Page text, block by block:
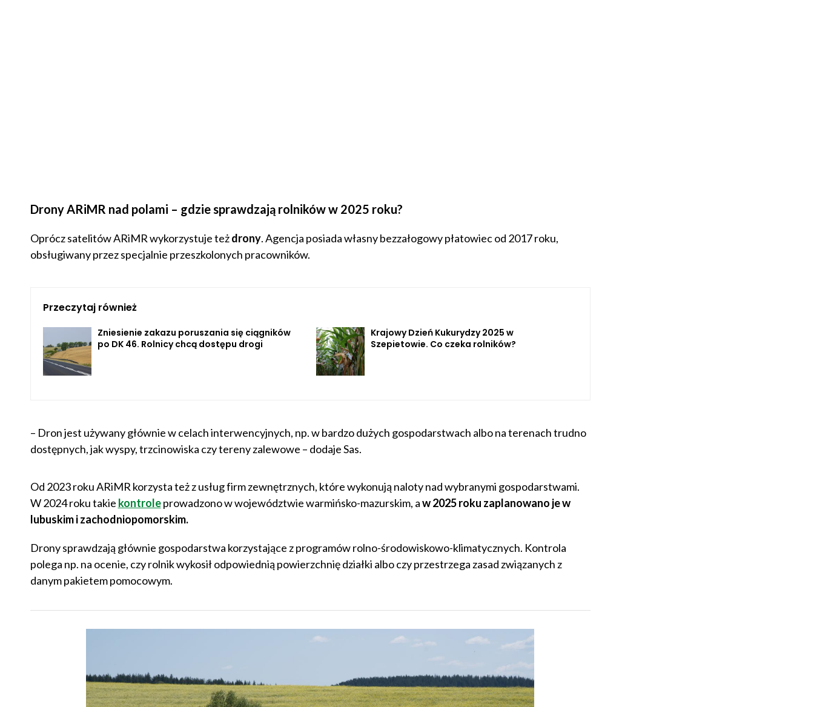
Drony ARiMR nad polami – gdzie sprawdzają rolników w 2025 roku?
Oprócz satelitów ARiMR wykorzystuje teżdrony. Agencja posiada własny bezzałogowy płatowiec od 2017 roku,
obsługiwany przez specjalnie przeszkolonych pracowników.
Przeczytaj również
Zniesienie zakazu poruszania się ciągników
po DK 46. Rolnicy chcą dostępu drogi
Krajowy Dzień Kukurydzy 2025 w
Szepietowie. Co czeka rolników?
– Dron jest używany głównie w celach interwencyjnych, np. w bardzo dużych gospodarstwach albo na terenach trudno
dostępnych, jak wyspy, trzcinowiska czy tereny zalewowe – dodaje Sas.
Od 2023 roku ARiMR korzysta też z usług firm zewnętrznych, które wykonują naloty nad wybranymi gospodarstwami.
W 2024 roku takie kontroleprowadzono w województwie warmińsko-mazurskim, aw 2025 roku zaplanowano je w
lubuskim i zachodniopomorskim.
Drony sprawdzają głównie gospodarstwa korzystające z programów rolno-środowiskowo-klimatycznych. Kontrola
polega np. na ocenie, czy rolnik wykosił odpowiednią powierzchnię działki albo czy przestrzega zasad związanych z
danym pakietem pomocowym.